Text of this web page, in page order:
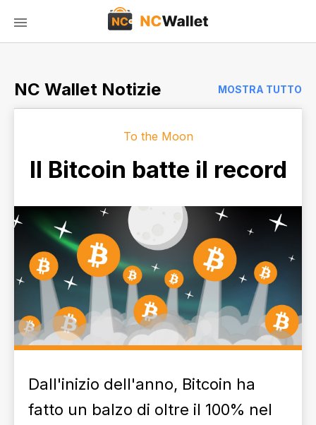
NC Wallet Notizie MOSTRA TUTTO
To the Moon
Il Bitcoin batte il record
Dall'inizio dell'anno, Bitcoin ha
fatto un balzo di oltre il 100% nel